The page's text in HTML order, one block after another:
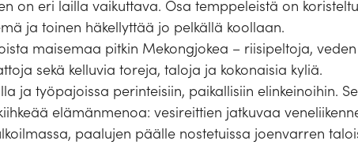
on eri lailla vaikuttava. Osa temppeleistä on
ja toinen häkellyttää jo pelkällä koollaan.
maisemaa pitkin Mekongjokea – riisipeltoja,
sekä kelluvia toreja, taloja ja kokonaisia kyliä.
ja työpajoissa perinteisiin, paikallisiin elinkeinoihin.
elämänmenoa: vesireittien jatkuvaa
paalujen päälle nostetuissa joenvarren